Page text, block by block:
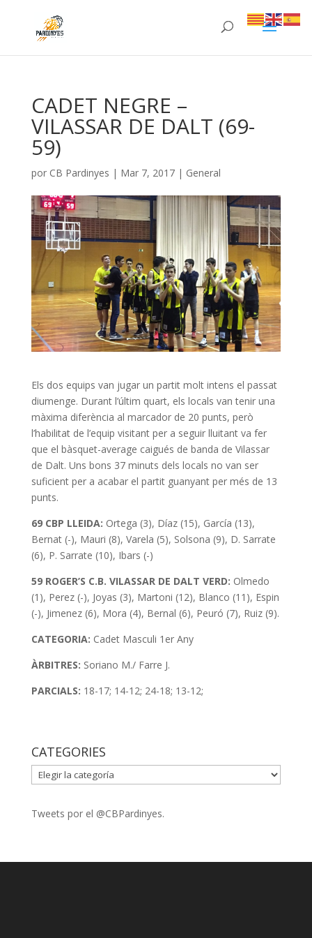
CADET NEGRE –
VILASSAR DE DALT (69-
59)
por CB Pardinyes | Mar 7, 2017| General
Els dos equips van jugar un partit molt intens el passat
diumenge. Durant l’últim quart, els locals van tenir una
màxima diferència al marcador de 20 punts, però
l’habilitat de l’equip visitant per a seguir lluitant va fer
que el bàsquet-average caigués de banda de Vilassar
de Dalt. Uns bons 37 minuts dels locals no van ser
suficient per a acabar el partit guanyant per més de 13
punts.
69 CBP LLEIDA: Ortega (3), Díaz (15), García (13),
Bernat (-), Mauri (8), Varela (5), Solsona (9), D. Sarrate
(6), P. Sarrate (10), Ibars (-)
59 ROGER’S C.B. VILASSAR DE DALT VERD: Olmedo
(1), Perez (-), Joyas (3), Martoni (12), Blanco (11), Espin
(-), Jimenez (6), Mora (4), Bernal (6), Peuró (7), Ruiz (9).
CATEGORIA: Cadet Masculi 1er Any
ÀRBITRES: Soriano M./ Farre J.
PARCIALS: 18-17; 14-12; 24-18; 13-12;
CATEGORIES
CATEGORIES
Tweets por el @CBPardinyes.